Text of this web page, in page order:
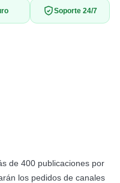
Soporte 24/7
de 400 publicaciones por
los pedidos de canales